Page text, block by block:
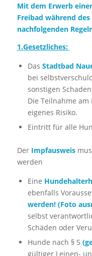
Mit dem Erwerb
Freibad während
nachfolgenden
1.Gesetzliches:
Das Stadtbad
bei
sonstigen
Die Teilnahme
eigenes Risiko.
Eintritt für alle
Der Impfausweis
werden
Eine
ebenfalls
werden! (Foto
selbst
Schäden oder
Hunde nach § 5
gültiger Leinen-